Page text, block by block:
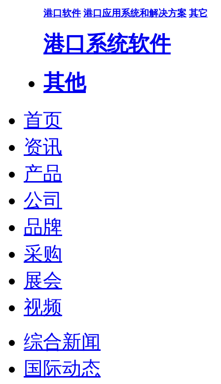
港口软件 港口应用系统和解决方案 其它
港口系统软件
其他
首页
资讯
产品
公司
品牌
采购
展会
视频
综合新闻
国际动态